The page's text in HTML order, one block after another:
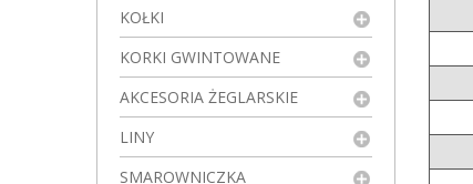
KOŁKI
KORKI GWINTOWANE
AKCESORIA ŻEGLARSKIE
LINY
SMAROWNICZKA